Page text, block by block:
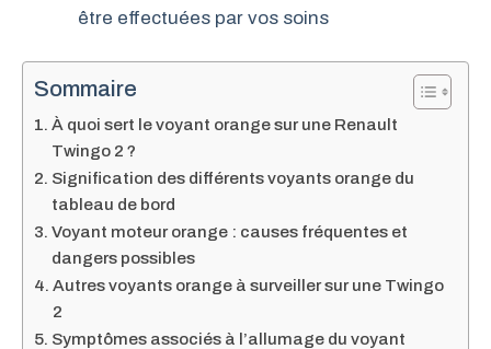
être effectuées par vos soins
Sommaire
À quoi sert le voyant orange sur une Renault
Twingo 2 ?
Signification des différents voyants orange du
tableau de bord
Voyant moteur orange : causes fréquentes et
dangers possibles
Autres voyants orange à surveiller sur une Twingo
2
Symptômes associés à l’allumage du voyant